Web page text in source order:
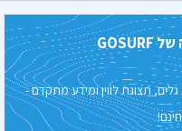
שלGOSURF
תצוגת לווין ומידע מתקדם -